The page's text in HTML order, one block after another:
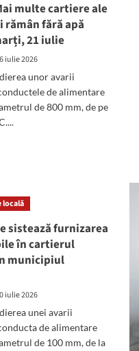
multe cartiere ale
rămân fără apă
21 iulie
iulie 2026
unor avarii
de alimentare
de 800 mm, de pe
locală
sistează furnizarea
în cartierul
municipiul
iulie 2026
unei avarii
de alimentare
de 100 mm, de la